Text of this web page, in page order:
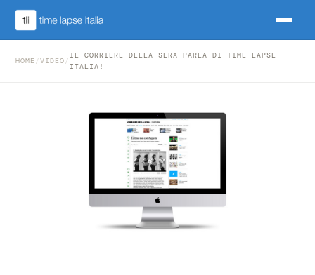
HOME /VIDEO /
IL CORRIERE DELLA SERA PARLA DI TIME LAPSE
ITALIA!